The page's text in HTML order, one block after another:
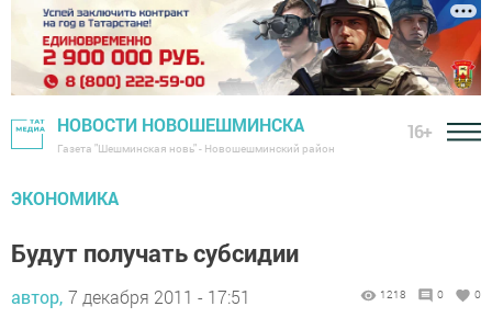
НОВОСТИ НОВОШЕШМИНСКА
Газета "Шешминская новь" - Новошешминский район
16+
ЭКОНОМИКА
Будут получать субсидии
автор, 7 декабря 2011 - 17:51 1218 0 0